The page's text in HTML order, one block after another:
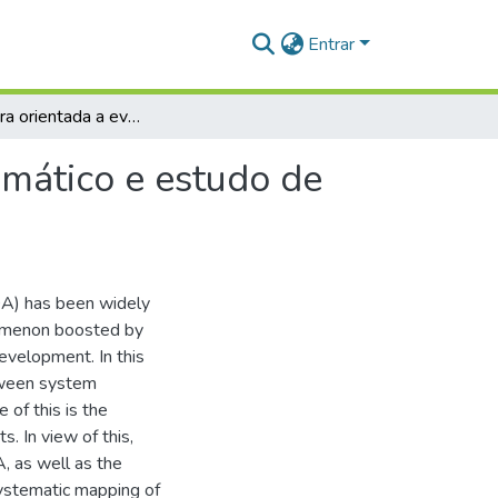
Entrar
Arquitetura orientada a eventos: mapeamento sistemático e estudo de caso de aplicação prática
e estudo de
has been widely
boosted by
In this
system
of this is the
In view of this,
as well as the
mapping of